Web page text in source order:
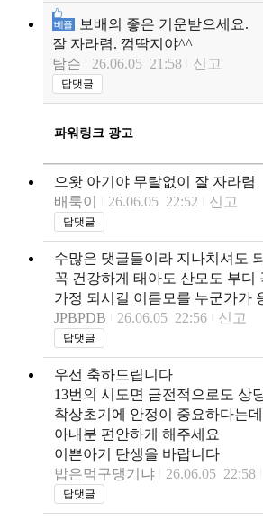
베플
보배의 좋은 기운받으세요.
잘 자라렴. 껌딱지야^^
탐슨
26.06.05 21:58 신고
답댓글
파워링크 광고
으왓 아기야 무탈없이 잘 자라렴
배룩이
26.06.05 22:52 신고
답댓글
수많은 댓글들이라 지나치셔도
꼭 건강하게 태아도 산모도 부디
가정 되시길 이름모를 누군가가
JPBPDB
26.06.05 22:56 신고
답댓글
우선 축하드립니다
13번의 시도면 금전적으로도 상
착상초기에 안정이 중요하다는데
아내분 편안하게 해주세요
이쁜아기 탄생을 바랍니다
밥은먹구댕기냐
26.06.05 22:58
답댓글